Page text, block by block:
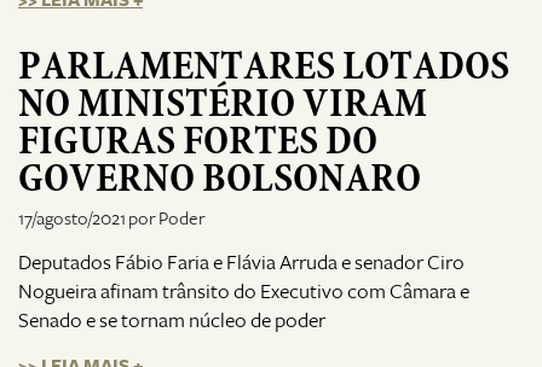
PARLAMENTARES LOTADOS
NO MINISTÉRIO VIRAM
FIGURAS FORTES DO
GOVERNO BOLSONARO
17/agosto/2021 por Poder
Deputados Fábio Faria e Flávia Arruda e senador Ciro
Nogueira afinam trânsito do Executivo com Câmara e
Senado e se tornam núcleo de poder